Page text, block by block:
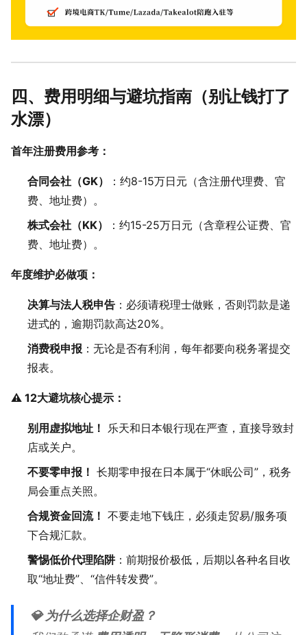
四、费用明细与避坑指南（别让钱打了
水漂）
首年注册费用参考：
合同会社（GK）
：约8-15万日元（含注册代理费、官
费、地址费）。
株式会社（KK）
：约15-25万日元（含章程公证费、官
费、地址费）。
年度维护必做项：
决算与法人税申告 ：必须请税理士做账，否则罚款是递
进式的，逾期罚款高达20%。
消费税申报 ：无论是否有利润，每年都要向税务署提交
报表。
⚠️ 12大避坑核心提示：
别用虚拟地址！ 乐天和日本银行现在严查，直接导致封
店或关户。
不要零申报！ 长期零申报在日本属于“休眠公司”，税务
局会重点关照。
合规资金回流！ 不要走地下钱庄，必须走贸易/服务项
下合规汇款。
警惕低价代理陷阱：前期报价极低，后期以各种名目收
取“地址费”、“信件转发费”。
💎 为什么选择企财盈？